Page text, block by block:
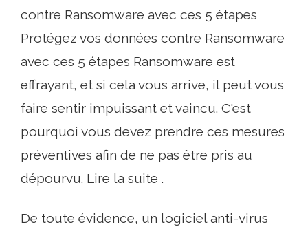
contre Ransomware avec ces 5 étapes
Protégez vos données contre Ransomware
avec ces 5 étapes Ransomware est
effrayant, et si cela vous arrive, il peut vous
faire sentir impuissant et vaincu. C'est
pourquoi vous devez prendre ces mesures
préventives afin de ne pas être pris au
dépourvu. Lire la suite .
De toute évidence, un logiciel anti-virus